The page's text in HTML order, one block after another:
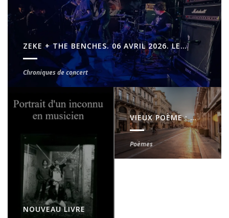
NOUVEAU LIVRE
25 janvier 2026 0
ZEKE + THE BENCHES. 06 AVRIL 2026. LE MOLOTOV. MARSEILLE
Chroniques de concert
NOUVEAU LIVRE
VIEUX POÈME : TOUT PETIT CITADIN (25/08/2018)
Poèmes